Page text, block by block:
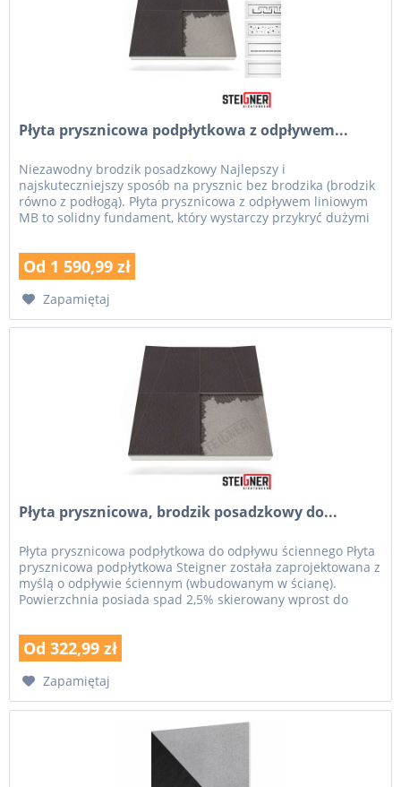
Płyta prysznicowa podpłytkowa z odpływem...
Niezawodny brodzik posadzkowy Najlepszy i
najskuteczniejszy sposób na prysznic bez brodzika (brodzik
równo z podłogą). Płyta prysznicowa z odpływem liniowym
MB to solidny fundament, który wystarczy przykryć dużymi
Od 1 590,99 zł
Zapamiętaj
Płyta prysznicowa, brodzik posadzkowy do...
Płyta prysznicowa podpłytkowa do odpływu ściennego Płyta
prysznicowa podpłytkowa Steigner została zaprojektowana z
myślą o odpływie ściennym (wbudowanym w ścianę).
Powierzchnia posiada spad 2,5% skierowany wprost do
Od 322,99 zł
Zapamiętaj